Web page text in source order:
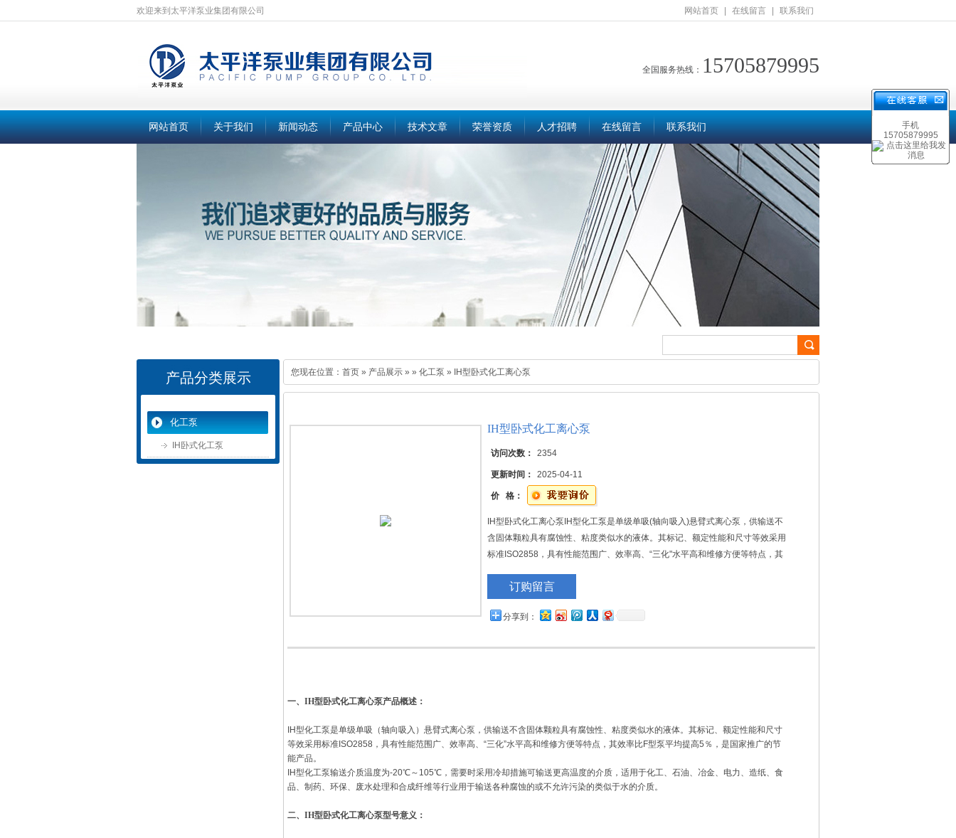
网站首页 在线留言 联系我们
欢迎来到太平洋泵业集团有限公司
全国服务热线： 15705879995
网站首页 关于我们 新闻动态 产品中心 技术文章 荣誉资质 人才招聘 在线留言 联系我们
产品分类展示
化工泵
IH卧式化工泵
您现在位置： 首页 » 产品展示 » » 化工泵 » IH型卧式化工离心泵
IH型卧式化工离心泵
访问次数： 2354
更新时间： 2025-04-11
价 格：
IH型卧式化工离心泵IH型化工泵是单级单吸(轴向吸入)悬臂式离心泵，供输送不
含固体颗粒具有腐蚀性、粘度类似水的液体。其标记、额定性能和尺寸等效采用
标准ISO2858，具有性能范围广、效率高、“三化"水平高和维修方便等特点，其
订购留言
分享到：
一、 IH型卧式化工离心泵产品概述：
IH型化工泵是单级单吸（轴向吸入）悬臂式离心泵，供输送不含固体颗粒具有腐蚀性、粘度类似水的液体。其标记、额定性能和尺寸
等效采用标准ISO2858，具有性能范围广、效率高、“三化”水平高和维修方便等特点，其效率比F型泵平均提高5％，是国家推广的节
能产品。
IH型化工泵输送介质温度为-20℃～105℃，需要时采用冷却措施可输送更高温度的介质，适用于化工、石油、冶金、电力、造纸、食
品、制药、环保、废水处理和合成纤维等行业用于输送各种腐蚀的或不允许污染的类似于水的介质。
二、 IH型卧式化工离心泵型号意义：
手机
15705879995